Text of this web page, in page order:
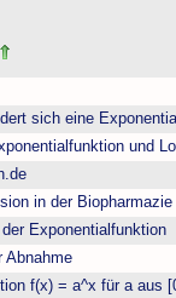
sich eine
und
in der Biopharmazie
Exponentialfunktion
Abnahme
f(x) = a^x für a aus